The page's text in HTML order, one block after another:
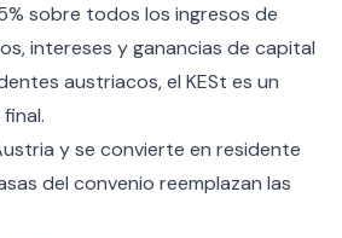
sobre todos los ingresos de
intereses y ganancias de capital
austriacos, el KESt es un
y se convierte en residente
del convenio reemplazan las